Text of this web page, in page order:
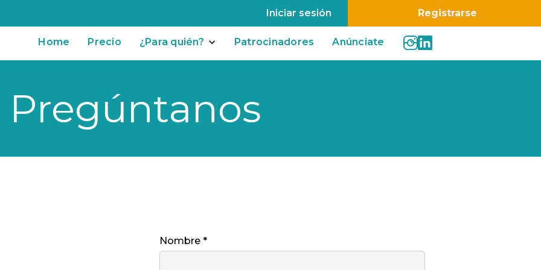
Iniciar sesión Registrarse
Home Precio ¿Para quién? Patrocinadores Anúnciate
Pregúntanos
Nombre *